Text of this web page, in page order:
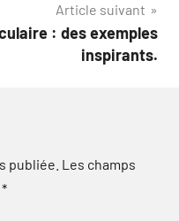
Article suivant
: des exemples
inspirants.
publiée. Les champs
*